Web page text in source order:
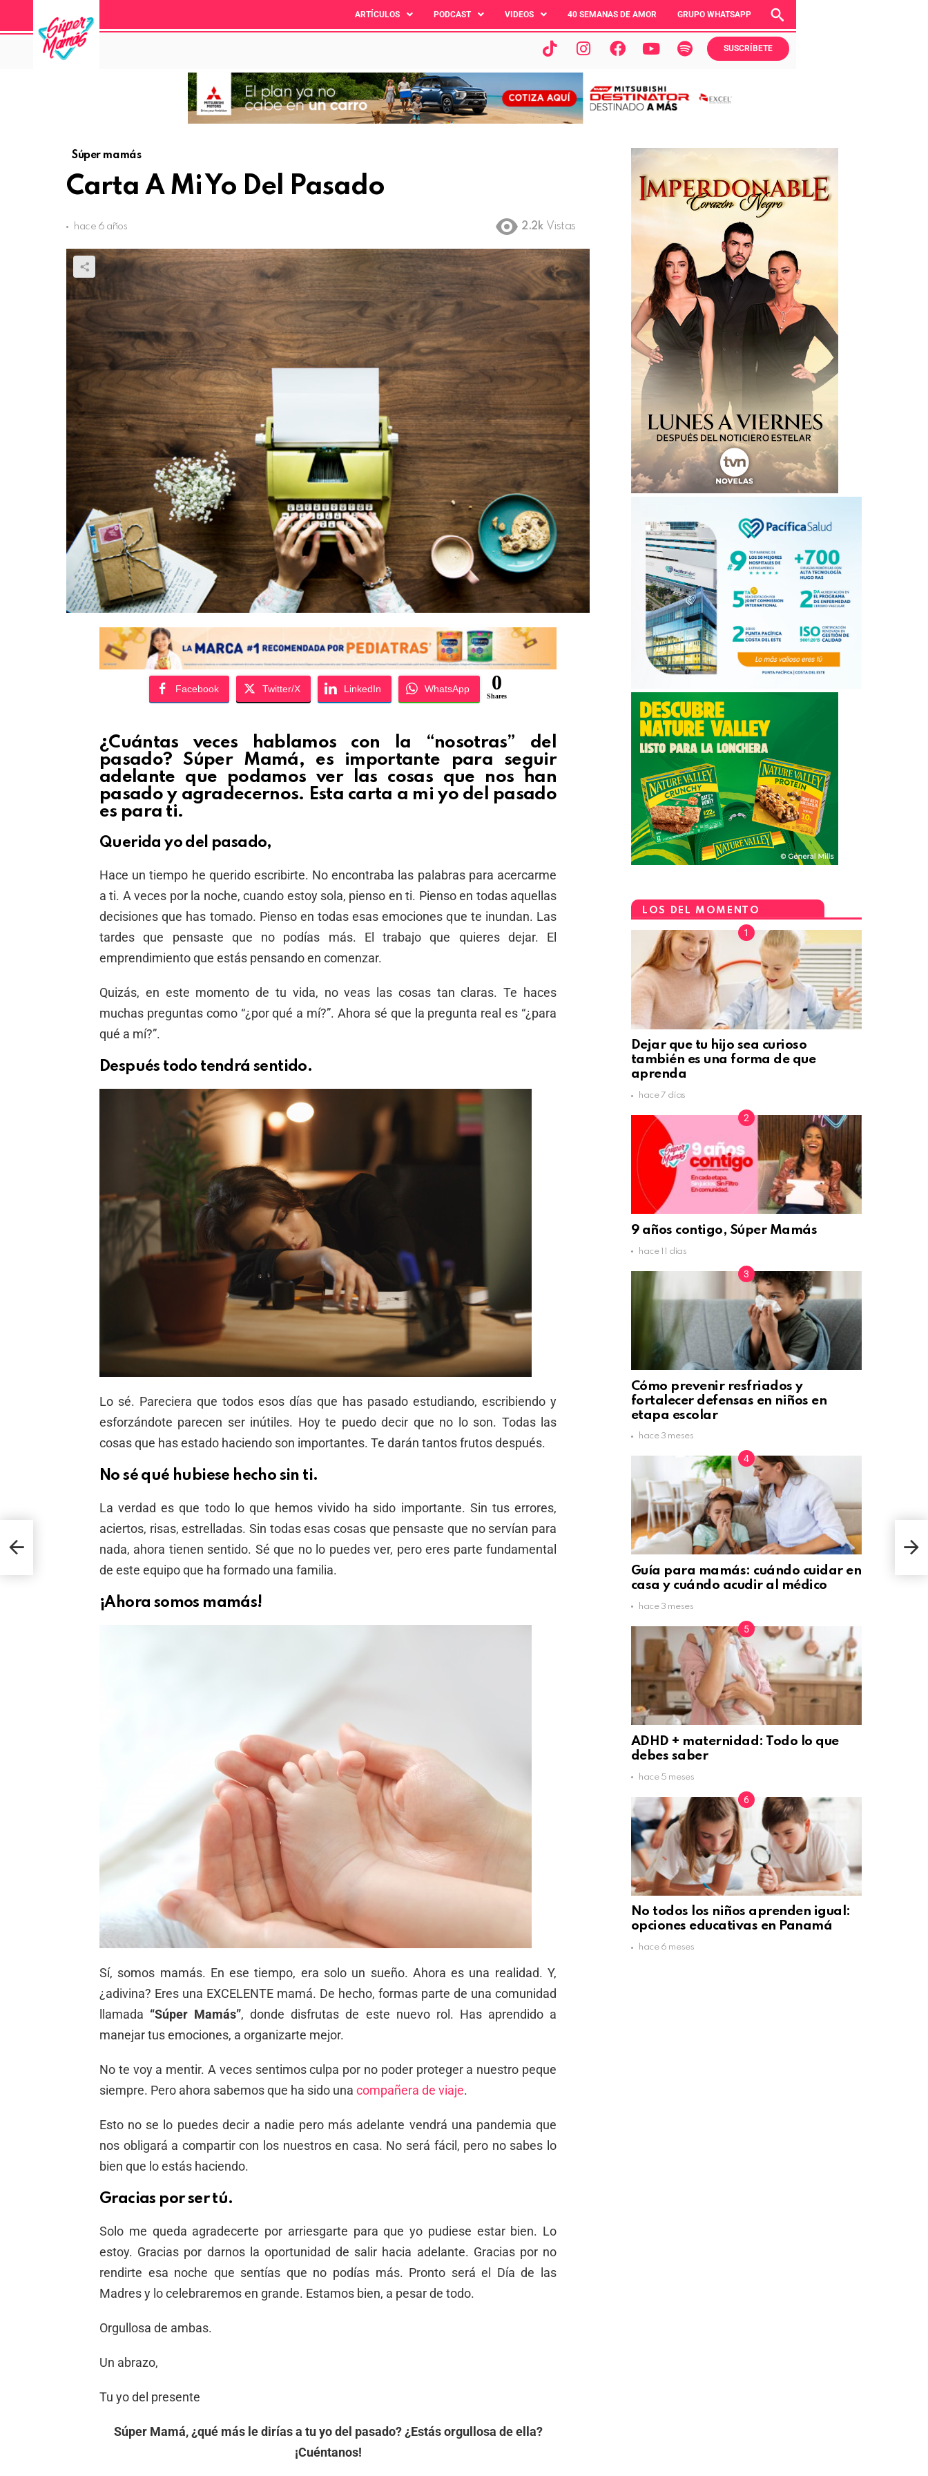
ARTÍCULOS PODCAST VIDEOS 40 SEMANAS DE AMOR GRUPO WHATSAPP
SUSCRÍBETE
Súper mamás
Carta A Mi Yo Del Pasado
hace 6 años 2.2k Vistas
Facebook Twitter/X LinkedIn WhatsApp 0
Shares
¿Cuántas veces hablamos con la “nosotras” del
pasado? Súper Mamá, es importante para seguir
adelante que podamos ver las cosas que nos han
pasado y agradecernos. Esta carta a mi yo del pasado
es para ti.
Querida yo del pasado,
Hace un tiempo he querido escribirte. No encontraba las palabras para acercarme
a ti. A veces por la noche, cuando estoy sola, pienso en ti. Pienso en todas aquellas
decisiones que has tomado. Pienso en todas esas emociones que te inundan. Las
tardes que pensaste que no podías más. El trabajo que quieres dejar. El
emprendimiento que estás pensando en comenzar.
Quizás, en este momento de tu vida, no veas las cosas tan claras. Te haces
muchas preguntas como “¿por qué a mí?”. Ahora sé que la pregunta real es “¿para
qué a mí?”.
Después todo tendrá sentido.
Lo sé. Pareciera que todos esos días que has pasado estudiando, escribiendo y
esforzándote parecen ser inútiles. Hoy te puedo decir que no lo son. Todas las
cosas que has estado haciendo son importantes. Te darán tantos frutos después.
No sé qué hubiese hecho sin ti.
La verdad es que todo lo que hemos vivido ha sido importante. Sin tus errores,
aciertos, risas, estrelladas. Sin todas esas cosas que pensaste que no servían para
nada, ahora tienen sentido. Sé que no lo puedes ver, pero eres parte fundamental
de este equipo que ha formado una familia.
¡Ahora somos mamás!
Sí, somos mamás. En ese tiempo, era solo un sueño. Ahora es una realidad. Y,
¿adivina? Eres una EXCELENTE mamá. De hecho, formas parte de una comunidad
llamada “Súper Mamás”, donde disfrutas de este nuevo rol. Has aprendido a
manejar tus emociones, a organizarte mejor.
No te voy a mentir. A veces sentimos culpa por no poder proteger a nuestro peque
siempre. Pero ahora sabemos que ha sido una compañera de viaje.
Esto no se lo puedes decir a nadie pero más adelante vendrá una pandemia que
nos obligará a compartir con los nuestros en casa. No será fácil, pero no sabes lo
bien que lo estás haciendo.
Gracias por ser tú.
Solo me queda agradecerte por arriesgarte para que yo pudiese estar bien. Lo
estoy. Gracias por darnos la oportunidad de salir hacia adelante. Gracias por no
rendirte esa noche que sentías que no podías más. Pronto será el Día de las
Madres y lo celebraremos en grande. Estamos bien, a pesar de todo.
Orgullosa de ambas.
Un abrazo,
Tu yo del presente
Súper Mamá, ¿qué más le dirías a tu yo del pasado? ¿Estás orgullosa de ella?
¡Cuéntanos!
LOS DEL MOMENTO
Dejar que tu hijo sea curioso
también es una forma de que
aprenda
hace 7 días
9 años contigo, Súper Mamás
hace 11 días
Cómo prevenir resfriados y
fortalecer defensas en niños en
etapa escolar
hace 3 meses
Guía para mamás: cuándo cuidar en
casa y cuándo acudir al médico
hace 3 meses
ADHD + maternidad: Todo lo que
debes saber
hace 5 meses
No todos los niños aprenden igual:
opciones educativas en Panamá
hace 6 meses